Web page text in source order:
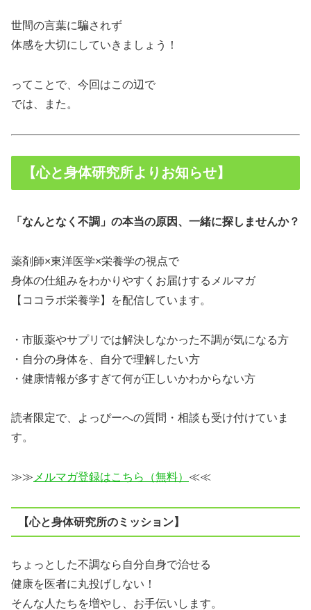
世間の言葉に騙されず
体感を大切にしていきましょう！
ってことで、今回はこの辺で
では、また。
【心と身体研究所よりお知らせ】
「なんとなく不調」の本当の原因、一緒に探しませんか？
薬剤師×東洋医学×栄養学の視点で
身体の仕組みをわかりやすくお届けするメルマガ
【ココラボ栄養学】を配信しています。
・市販薬やサプリでは解決しなかった不調が気になる方
・自分の身体を、自分で理解したい方
・健康情報が多すぎて何が正しいかわからない方
読者限定で、よっぴーへの質問・相談も受け付けていま
す。
≫≫ メルマガ登録はこちら（無料） ≪≪
【心と身体研究所のミッション】
ちょっとした不調なら自分自身で治せる
健康を医者に丸投げしない！
そんな人たちを増やし、お手伝いします。